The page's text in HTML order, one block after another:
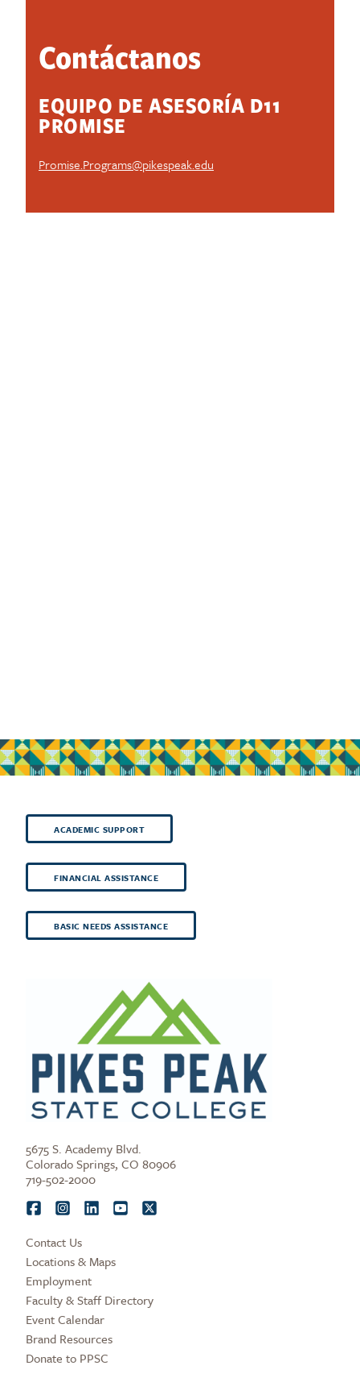
Contáctanos
EQUIPO DE ASESORÍA D11
PROMISE
Promise.Programs@pikespeak.edu
ACADEMIC SUPPORT
FINANCIAL ASSISTANCE
BASIC NEEDS ASSISTANCE
5675 S. Academy Blvd.
Colorado Springs, CO 80906
719-502-2000
Contact Us
Locations & Maps
Employment
Faculty & Staff Directory
Event Calendar
Brand Resources
Donate to PPSC